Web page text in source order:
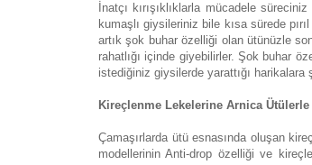
İnatçı kırışıklıklarla mücadele
kumaşlı giysileriniz bile kısa sürede
artık şok buhar özelliği olan ütünüzle
rahatlığı içinde giyebilirler. Şok buhar
istediğiniz giysilerde yarattığı harikalara
Kireçlenme Lekelerine Arnica
Çamaşırlarda ütü esnasında oluşan
modellerinin Anti-drop özelliği ve